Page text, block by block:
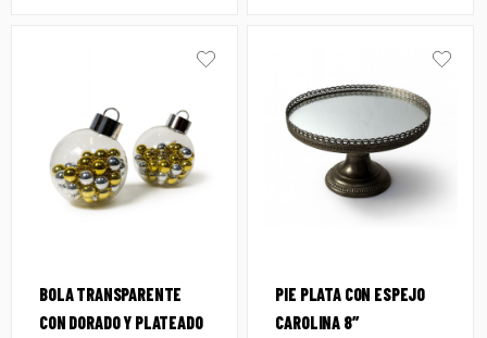
BOLA TRANSPARENTE
CON DORADO Y PLATEADO
PIE PLATA CON ESPEJO
CAROLINA 8″